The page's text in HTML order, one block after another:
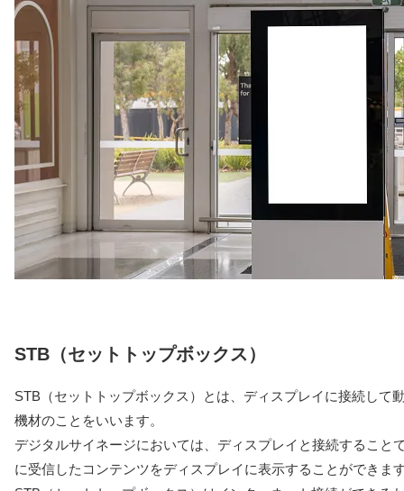
STB（セットトップボックス）
STB（セットトップボックス）とは、ディスプレイに接続して
機材のことをいいます。
デジタルサイネージにおいては、ディスプレイと接続すること
に受信したコンテンツをディスプレイに表示することができま